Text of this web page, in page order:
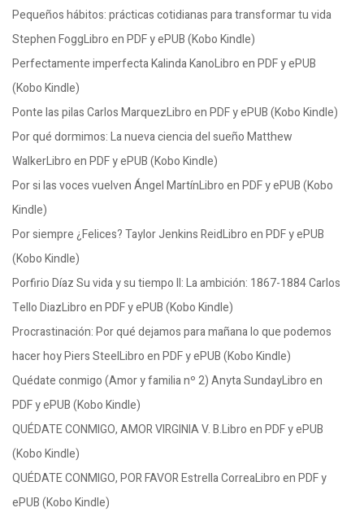
Pequeños hábitos: prácticas cotidianas para transformar tu vida
Stephen FoggLibro en PDF y ePUB (Kobo Kindle)
Perfectamente imperfecta Kalinda KanoLibro en PDF y ePUB
(Kobo Kindle)
Ponte las pilas Carlos MarquezLibro en PDF y ePUB (Kobo Kindle)
Por qué dormimos: La nueva ciencia del sueño Matthew
WalkerLibro en PDF y ePUB (Kobo Kindle)
Por si las voces vuelven Ángel MartínLibro en PDF y ePUB (Kobo
Kindle)
Por siempre ¿Felices? Taylor Jenkins ReidLibro en PDF y ePUB
(Kobo Kindle)
Porfirio Díaz Su vida y su tiempo II: La ambición: 1867-1884 Carlos
Tello DiazLibro en PDF y ePUB (Kobo Kindle)
Procrastinación: Por qué dejamos para mañana lo que podemos
hacer hoy Piers SteelLibro en PDF y ePUB (Kobo Kindle)
Quédate conmigo (Amor y familia nº 2) Anyta SundayLibro en
PDF y ePUB (Kobo Kindle)
QUÉDATE CONMIGO, AMOR VIRGINIA V. B.Libro en PDF y ePUB
(Kobo Kindle)
QUÉDATE CONMIGO, POR FAVOR Estrella CorreaLibro en PDF y
ePUB (Kobo Kindle)